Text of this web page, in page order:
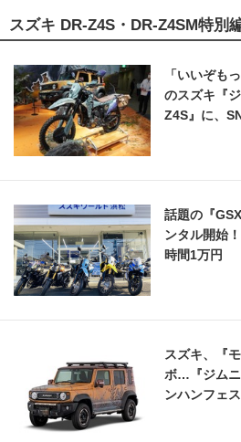
スズキ DR-Z4S・DR-Z4SM特別
「いいぞも
のスズキ『
Z4S』に、
話題の『
ンタル開始
時間1万円
スズキ、『
ボ…『ジム
ンハンフェ